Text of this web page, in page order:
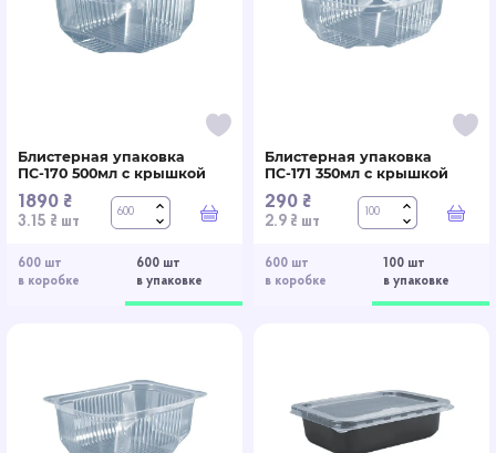
600 шт
в коробке
600 шт
в упаковке
Блистерная упаковка
ПС-170 500мл с крышкой
1890 ₴
3.15 ₴ шт В корзину
600 шт
в коробке
100 шт
в упаковке
Блистерная упаковка
ПС-171 350мл с крышкой
290 ₴
2.9 ₴ шт В